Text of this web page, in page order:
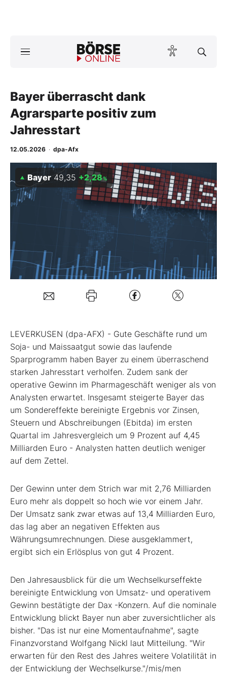
ktuelle Ausgabe BÖRSE ONLINE lesen
News
Anlageprodukte
Finanz-Check
Abo & Shop
BO-Musterdepots
Mein Konto
Kontakt
Bayer überrascht dank
Agrarsparte positiv zum
Jahresstart
12.05.2026 · dpa-Afx
Bayer 49,35 +2,28%
LEVERKUSEN (dpa-AFX) - Gute Geschäfte rund um
Soja- und Maissaatgut sowie das laufende
Sparprogramm haben Bayer zu einem überraschend
starken Jahresstart verholfen. Zudem sank der
operative Gewinn im Pharmageschäft weniger als von
Analysten erwartet. Insgesamt steigerte Bayer das
um Sondereffekte bereinigte Ergebnis vor Zinsen,
Steuern und Abschreibungen (Ebitda) im ersten
Quartal im Jahresvergleich um 9 Prozent auf 4,45
Milliarden Euro - Analysten hatten deutlich weniger
auf dem Zettel.
Der Gewinn unter dem Strich war mit 2,76 Milliarden
Euro mehr als doppelt so hoch wie vor einem Jahr.
Der Umsatz sank zwar etwas auf 13,4 Milliarden Euro,
das lag aber an negativen Effekten aus
Währungsumrechnungen. Diese ausgeklammert,
ergibt sich ein Erlösplus von gut 4 Prozent.
Den Jahresausblick für die um Wechselkurseffekte
bereinigte Entwicklung von Umsatz- und operativem
Gewinn bestätigte der Dax -Konzern. Auf die nominale
Entwicklung blickt Bayer nun aber zuversichtlicher als
bisher. "Das ist nur eine Momentaufnahme", sagte
Finanzvorstand Wolfgang Nickl laut Mitteilung. "Wir
erwarten für den Rest des Jahres weitere Volatilität in
der Entwicklung der Wechselkurse."/mis/men